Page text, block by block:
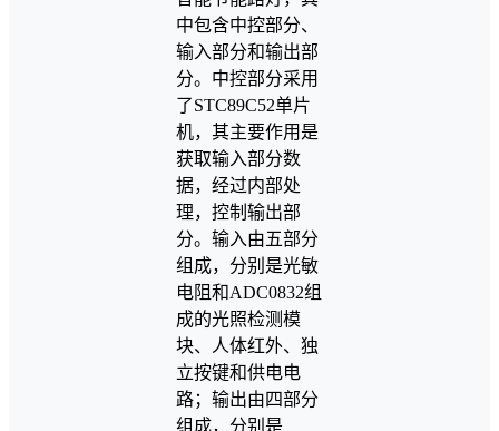
中包含中控部分、
输入部分和输出部
分。中控部分采用
了STC89C52单片
机，其主要作用是
获取输入部分数
据，经过内部处
理，控制输出部
分。输入由五部分
组成，分别是光敏
电阻和ADC0832组
成的光照检测模
块、人体红外、独
立按键和供电电
路；输出由四部分
组成，分别是